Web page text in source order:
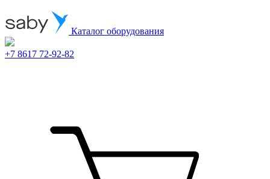
Каталог оборудования
+7 8617 72-92-82